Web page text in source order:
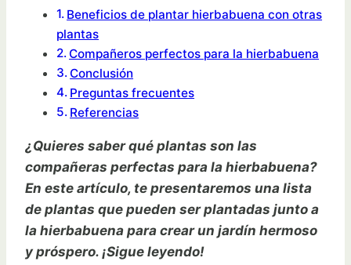
Beneficios de plantar hierbabuena con otras
plantas
Compañeros perfectos para la hierbabuena
Conclusión
Preguntas frecuentes
Referencias
¿Quieres saber qué plantas son las
compañeras perfectas para la hierbabuena?
En este artículo, te presentaremos una lista
de plantas que pueden ser plantadas junto a
la hierbabuena para crear un jardín hermoso
y próspero. ¡Sigue leyendo!